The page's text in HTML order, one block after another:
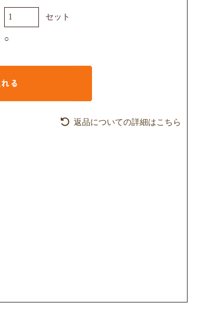
セット
○
返品についての詳細はこちら